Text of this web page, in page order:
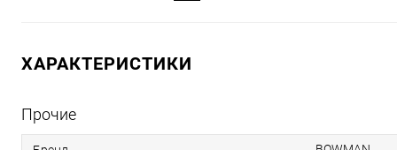
ХАРАКТЕРИСТИКИ
Прочие